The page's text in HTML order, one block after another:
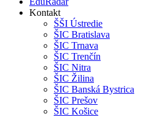
Kontakt
ŠŠI Ústredie
ŠIC Bratislava
ŠIC Trnava
ŠIC Trenčín
ŠIC Nitra
ŠIC Žilina
ŠIC Banská Bystrica
ŠIC Prešov
ŠIC Košice